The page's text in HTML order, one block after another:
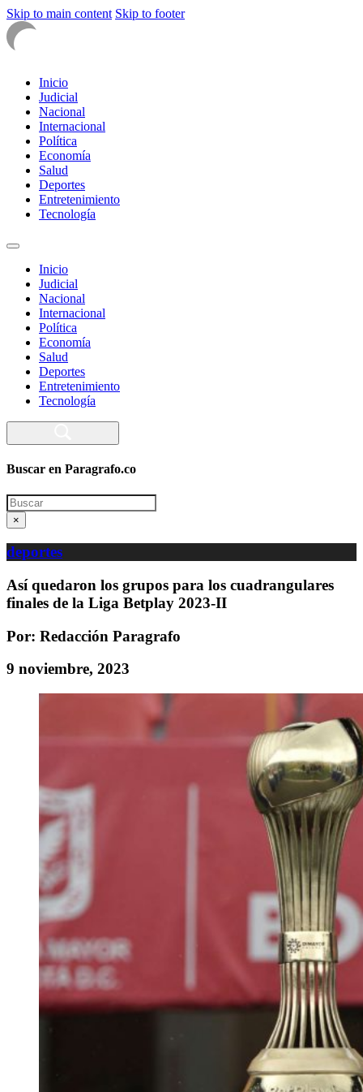
Skip to main content Skip to footer
Inicio
Judicial
Nacional
Internacional
Política
Economía
Salud
Deportes
Entretenimiento
Tecnología
Inicio
Judicial
Nacional
Internacional
Política
Economía
Salud
Deportes
Entretenimiento
Tecnología
Buscar en Paragrafo.co
Search
×
deportes
Así quedaron los grupos para los cuadrangulares
finales de la Liga Betplay 2023-II
Por: Redacción Paragrafo
9 noviembre, 2023